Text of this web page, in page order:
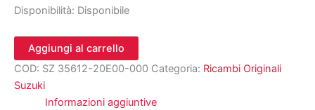
Disponibilità: Disponibile
plastica
indicatore
direz.
dx
quantità
Aggiungi al carrello
COD: SZ 35612-20E00-000 Categoria: Ricambi Originali
Suzuki
Informazioni aggiuntive